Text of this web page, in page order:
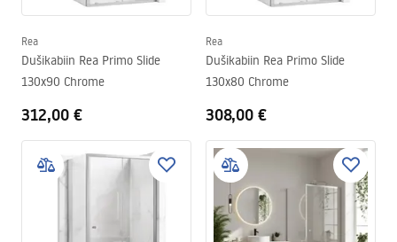
Rea
Dušikabiin Rea Primo Slide
130x90 Chrome
312,00 €
Rea
Dušikabiin Rea Primo Slide
130x80 Chrome
308,00 €